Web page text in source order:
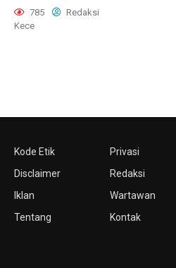
785
Redaksi
Kece
Kode Etik
Disclaimer
Iklan
Tentang
Privasi
Redaksi
Wartawan
Kontak